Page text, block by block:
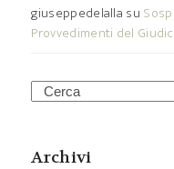
giuseppedelalla su
Provvedimenti del
Search
Archivi